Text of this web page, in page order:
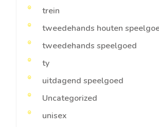
trein
tweedehands houten
tweedehands speelgoed
ty
uitdagend speelgoed
Uncategorized
unisex